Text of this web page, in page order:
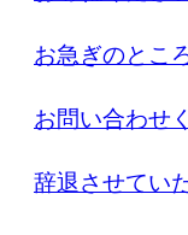
お急ぎのとこ
お問い合わせ
辞退させてい